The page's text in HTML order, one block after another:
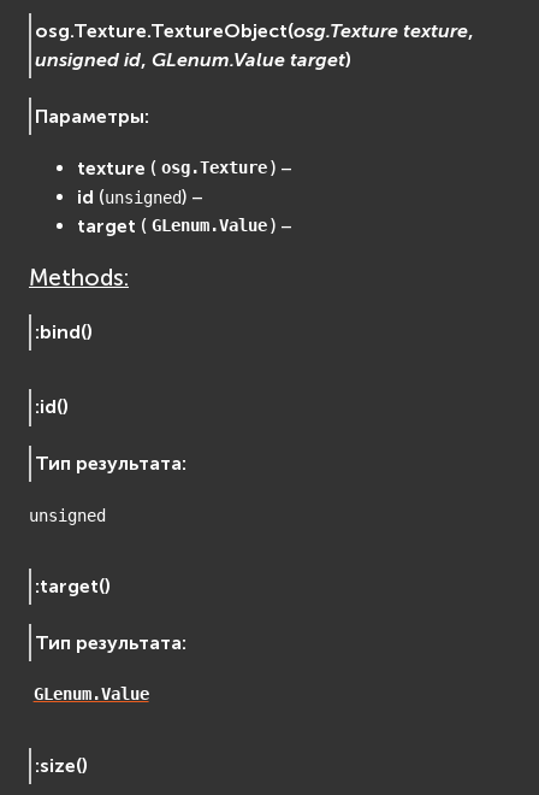
osgAnimation
osgDB
osgParticle
osgShadow
osgText
osgUtil
Физика (Physics)
osg.Texture.TextureObject(osg.Texture texture,
unsigned id,GLenum.Value target)
Параметры:
texture ( osg.Texture ) –
id (unsigned) –
target ( GLenum.Value ) –
Methods:
:bind()
:id()
Тип результата:
unsigned
:target()
Тип результата:
GLenum.Value
:size()